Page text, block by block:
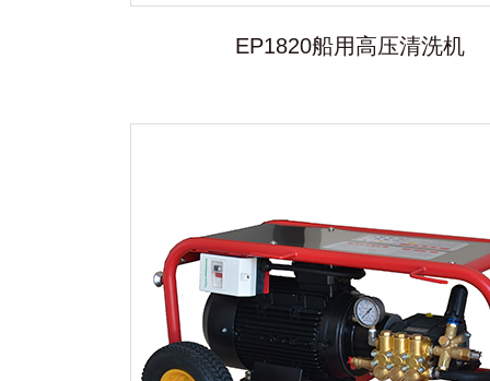
EP1820船用高压清洗机